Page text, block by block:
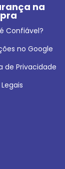
na
Confiável?
no Google
de Privacidade